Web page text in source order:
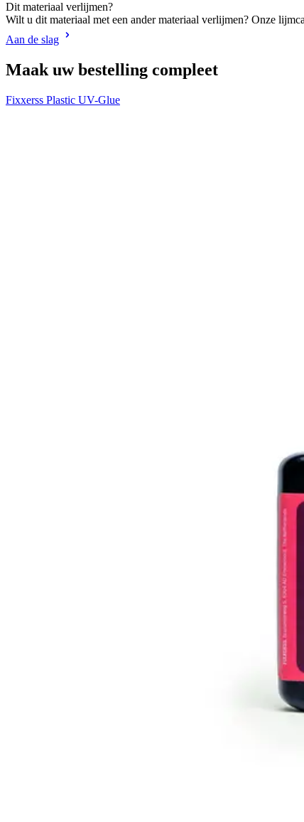
Dit materiaal verlijmen?
Wilt u dit materiaal met een ander materiaal verlijmen? Onze
Aan de slag
Maak uw bestelling compleet
Fixxerss Plastic UV-Glue